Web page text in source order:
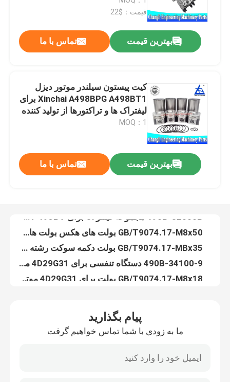
خونه
محصولات
کنترل کیفیت
با ما تماس بگیرید
قیمت：$22
بهترین قیمت تماس با ما
کیت پیستون سیلندر موتور دیزل
Xinchai A498BPG A498BT1 برای
لیفتراک ها و تراکتورها از تولید کننده
اصلی با تحویل 1 تا 3 روزه
MOQ：1
بهترین قیمت تماس با ما
پیام بگذارید
ما به زودی با شما تماس خواهیم گرفت